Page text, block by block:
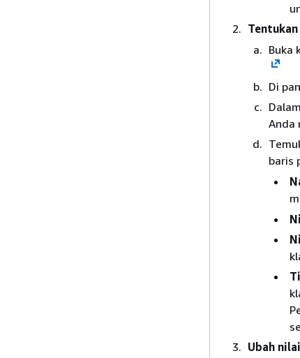
Buka
Di
Anda
baris
Ubah